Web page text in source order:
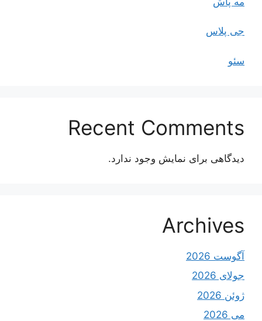
جی پلاس
سئو
Recent Comments
دیدگاهی برای نمایش وجود ندارد.
Archives
آگوست 2026
جولای 2026
ژوئن 2026
می 2026